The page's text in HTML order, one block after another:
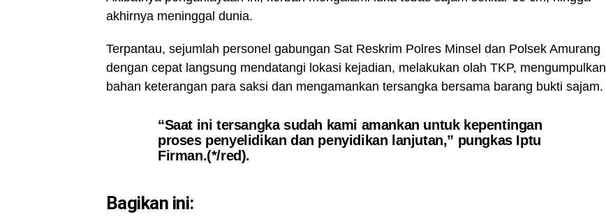
akhirnya meninggal dunia.
Terpantau, sejumlah personel gabungan Sat Reskrim Polres Minsel dan Polsek Amurang
dengan cepat langsung mendatangi lokasi kejadian, melakukan olah TKP, mengumpulkan
bahan keterangan para saksi dan mengamankan tersangka bersama barang bukti sajam.
“Saat ini tersangka sudah kami amankan untuk kepentingan
proses penyelidikan dan penyidikan lanjutan,” pungkas Iptu
Firman.(*/red).
Bagikan ini: